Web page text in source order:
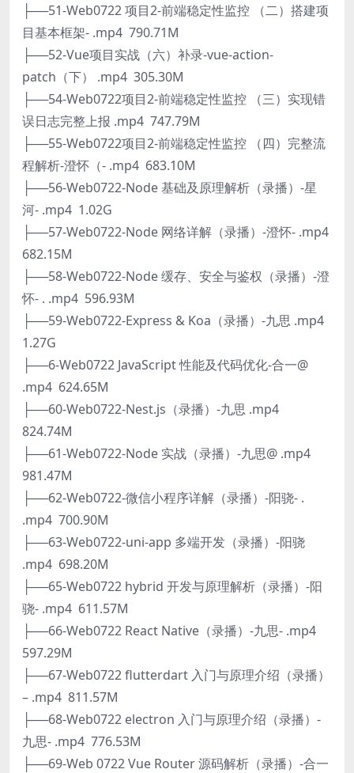
├──51-Web0722 项目2-前端稳定性监控 （二）搭建项
目基本框架- .mp4 790.71M
├──52-Vue项目实战（六）补录-vue-action-
patch（下） .mp4 305.30M
├──54-Web0722项目2-前端稳定性监控 （三）实现错
误日志完整上报 .mp4 747.79M
├──55-Web0722项目2-前端稳定性监控 （四）完整流
程解析-澄怀（- .mp4 683.10M
├──56-Web0722-Node 基础及原理解析（录播）-星
河- .mp4 1.02G
├──57-Web0722-Node 网络详解（录播）-澄怀- .mp4
682.15M
├──58-Web0722-Node 缓存、安全与鉴权（录播）-澄
怀- . .mp4 596.93M
├──59-Web0722-Express & Koa（录播）-九思 .mp4
1.27G
├──6-Web0722 JavaScript 性能及代码优化-合一@
.mp4 624.65M
├──60-Web0722-Nest.js（录播）-九思 .mp4
824.74M
├──61-Web0722-Node 实战（录播）-九思@ .mp4
981.47M
├──62-Web0722-微信小程序详解（录播）-阳骁- .
.mp4 700.90M
├──63-Web0722-uni-app 多端开发（录播）-阳骁
.mp4 698.20M
├──65-Web0722 hybrid 开发与原理解析（录播）-阳
骁- .mp4 611.57M
├──66-Web0722 React Native（录播）-九思- .mp4
597.29M
├──67-Web0722 flutterdart 入门与原理介绍（录播）
– .mp4 811.57M
├──68-Web0722 electron 入门与原理介绍（录播）-
九思- .mp4 776.53M
├──69-Web 0722 Vue Router 源码解析（录播）-合一